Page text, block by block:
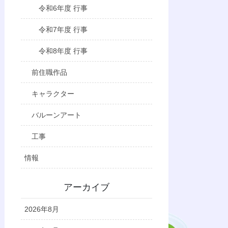
令和6年度 行事
令和7年度 行事
令和8年度 行事
前住職作品
キャラクター
バルーンアート
工事
情報
アーカイブ
2026年8月